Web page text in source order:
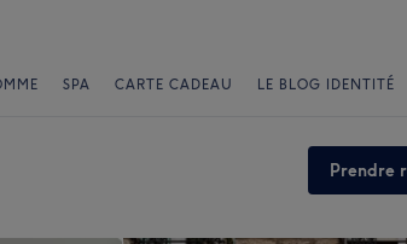
SPA CARTE CADEAU LE BLOG IDENTITÉ
Prendre